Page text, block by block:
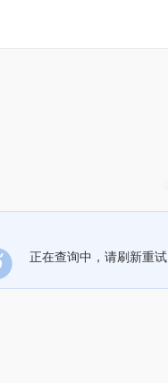
正在查询中，请刷新重试